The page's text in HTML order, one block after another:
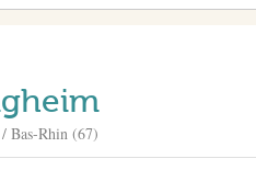
Bas-Rhin (67)